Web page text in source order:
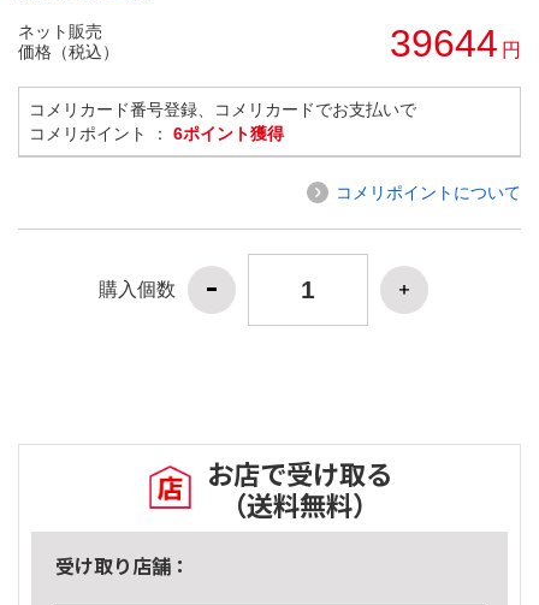
ネット販売
価格（税込）
39644 円
コメリカード番号登録、コメリカードでお支払いで
コメリポイント ： 6ポイント獲得
コメリポイントについて
購入個数
お店で受け取る
（送料無料）
受け取り店舗：